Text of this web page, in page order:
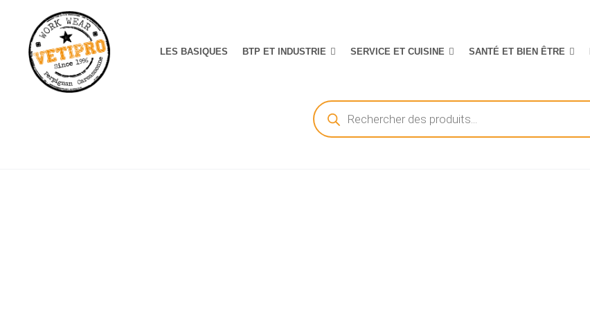
LES BASIQUES BTP ET INDUSTRIE SERVICE ET CUISINE SANTÉ ET BIEN ÊTRE
Recherche
de
produits